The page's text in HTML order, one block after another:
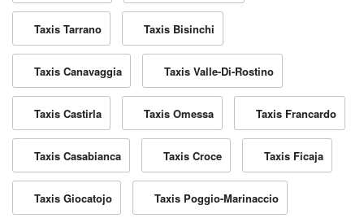
Taxis Tarrano Taxis Bisinchi
Taxis Canavaggia Taxis Valle-Di-Rostino
Taxis Castirla Taxis Omessa Taxis Francardo
Taxis Casabianca Taxis Croce Taxis Ficaja
Taxis Giocatojo Taxis Poggio-Marinaccio